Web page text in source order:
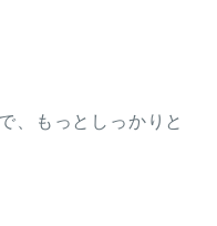
、もっとしっかりと